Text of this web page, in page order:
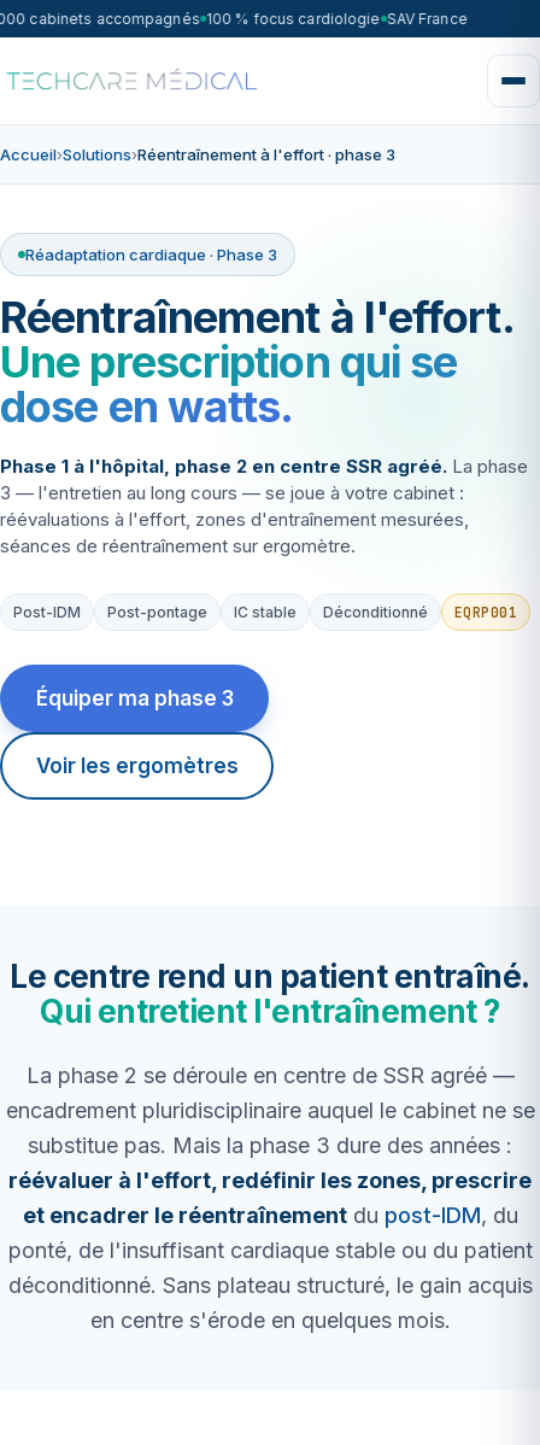
cabinets accompagnés 100 % focus cardiologie SAV France 7j/7 —
Accueil›Solutions›Réentraînement à l'effort · phase 3
Réadaptation cardiaque · Phase 3
Réentraînement à l'effort.
Une prescription qui se
dose en watts.
Phase 1 à l'hôpital, phase 2 en centre SSR agréé. La phase
3 — l'entretien au long cours — se joue à votre cabinet :
réévaluations à l'effort, zones d'entraînement mesurées,
séances de réentraînement sur ergomètre.
Post-IDM Post-pontage IC stable Déconditionné EQRP001
Équiper ma phase 3
Voir les ergomètres
Le centre rend un patient entraîné.
Qui entretient l'entraînement ?
La phase 2 se déroule en centre de SSR agréé —
encadrement pluridisciplinaire auquel le cabinet ne se
substitue pas. Mais la phase 3 dure des années :
réévaluer à l'effort, redéfinir les zones, prescrire
et encadrer le réentraînementdu post-IDM, du
ponté, de l'insuffisant cardiaque stable ou du patient
déconditionné. Sans plateau structuré, le gain acquis
en centre s'érode en quelques mois.